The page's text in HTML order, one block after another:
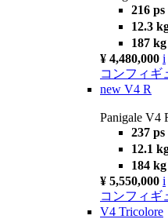
216 ps
12.3
187 kg
¥ 4,480,000 i
コンフィギ
new V4 R
Panigale V4
237 ps
12.1
184 kg
¥ 5,550,000 i
コンフィギ
V4 Tricolore